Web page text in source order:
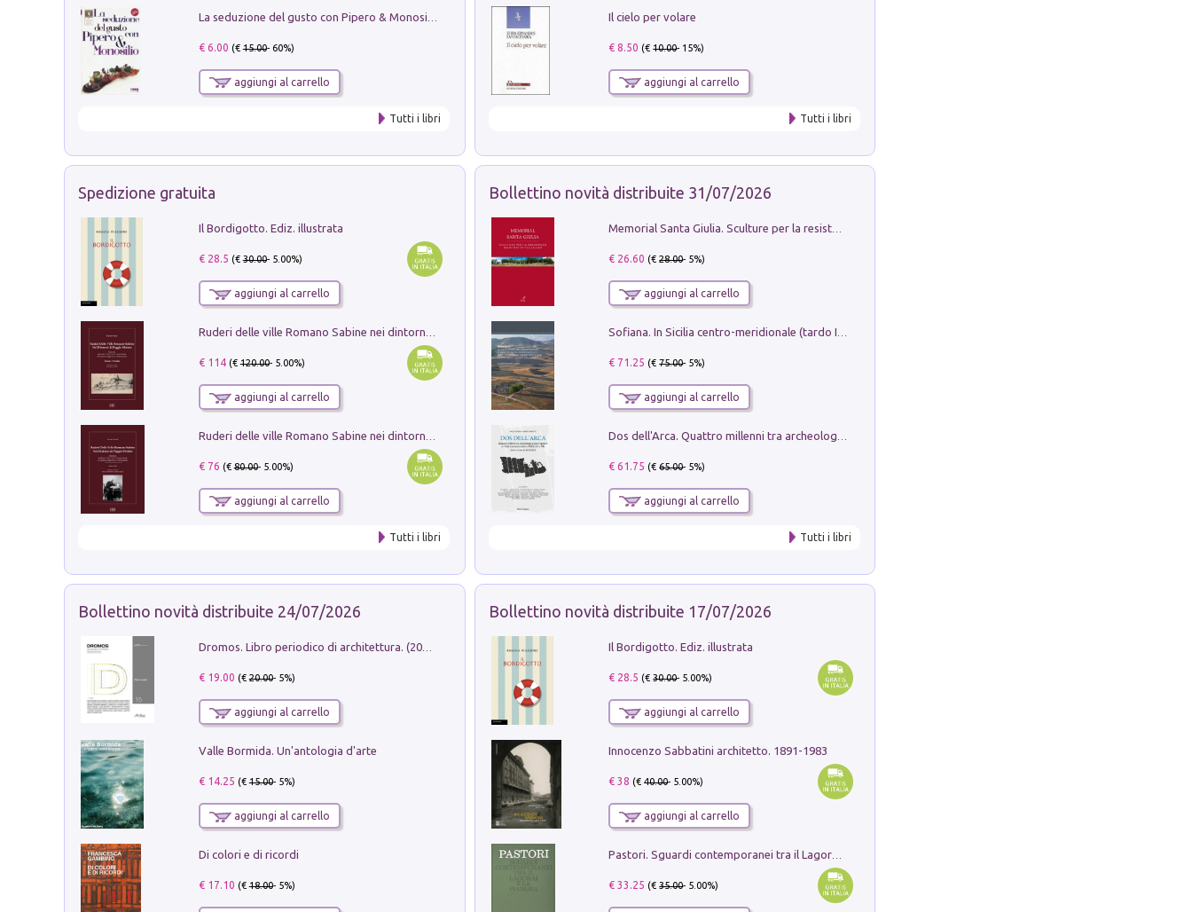
€ 6.00 (€15.00- 60%)
aggiungi al carrello
Tutti i libri
Il cielo per volare
€ 8.50 (€10.00- 15%)
aggiungi al carrello
Tutti i libri
Spedizione gratuita
Il Bordigotto. Ediz. illustrata
€ 28.5 (€30.00- 5.00%)
aggiungi al carrello
€ 114(€120.00- 5.00%)
aggiungi al carrello
€ 76 (€80.00- 5.00%)
aggiungi al carrello
Tutti i libri
Bollettino novità distribuite 31/07/2026
€ 26.60 (€28.00- 5%)
aggiungi al carrello
€ 71.25 (€75.00- 5%)
aggiungi al carrello
€ 61.75 (€65.00- 5%)
aggiungi al carrello
Tutti i libri
Bollettino novità distribuite 24/07/2026
Dromos. Libro periodico di architettura. (2026). Vol. 15: Post-model
€ 19.00 (€20.00- 5%)
aggiungi al carrello
Valle Bormida. Un'antologia d'arte
€ 14.25 (€15.00- 5%)
aggiungi al carrello
Di colori e di ricordi
€ 17.10 (€18.00- 5%)
Bollettino novità distribuite 17/07/2026
Il Bordigotto. Ediz. illustrata
€ 28.5 (€30.00- 5.00%)
aggiungi al carrello
Innocenzo Sabbatini architetto. 1891-1983
€ 38 (€40.00- 5.00%)
aggiungi al carrello
€ 33.25 (€35.00- 5.00%)